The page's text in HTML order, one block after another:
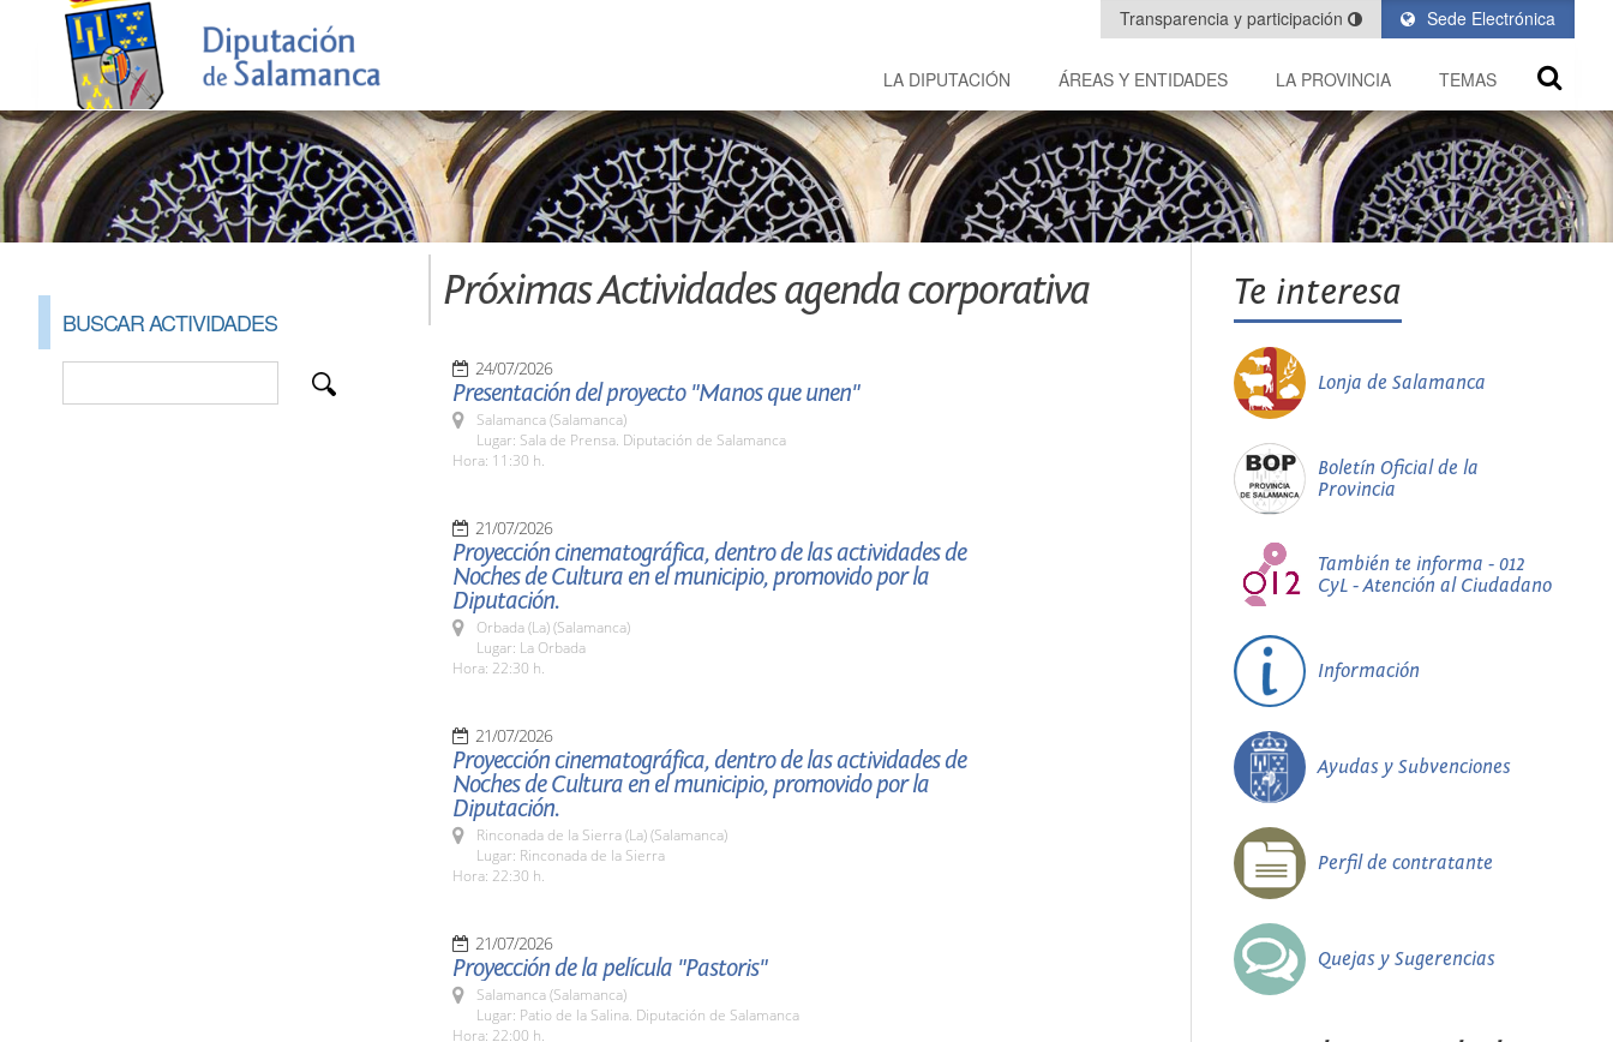
Sede Electrónica
Transparencia y participación
LA DIPUTACIÓN ÁREAS Y ENTIDADES LA PROVINCIA TEMAS
BUSCAR ACTIVIDADES
Próximas Actividades agenda corporativa
24/07/2026
Presentación del proyecto "Manos que unen"
Salamanca (Salamanca)
Lugar: Sala de Prensa. Diputación de Salamanca
Hora: 11:30 h.
21/07/2026
Proyección cinematográfica, dentro de las actividades de
Noches de Cultura en el municipio, promovido por la
Diputación.
Orbada (La) (Salamanca)
Lugar: La Orbada
Hora: 22:30 h.
21/07/2026
Proyección cinematográfica, dentro de las actividades de
Noches de Cultura en el municipio, promovido por la
Diputación.
Rinconada de la Sierra (La) (Salamanca)
Lugar: Rinconada de la Sierra
Hora: 22:30 h.
21/07/2026
Proyección de la película "Pastoris"
Salamanca (Salamanca)
Lugar: Patio de la Salina. Diputación de Salamanca
Hora: 22:00 h.
Te interesa
Lonja de Salamanca
Boletín Oficial de la
Provincia
También te informa - 012
CyL - Atención al Ciudadano
Información
Ayudas y Subvenciones
Perfil de contratante
Quejas y Sugerencias